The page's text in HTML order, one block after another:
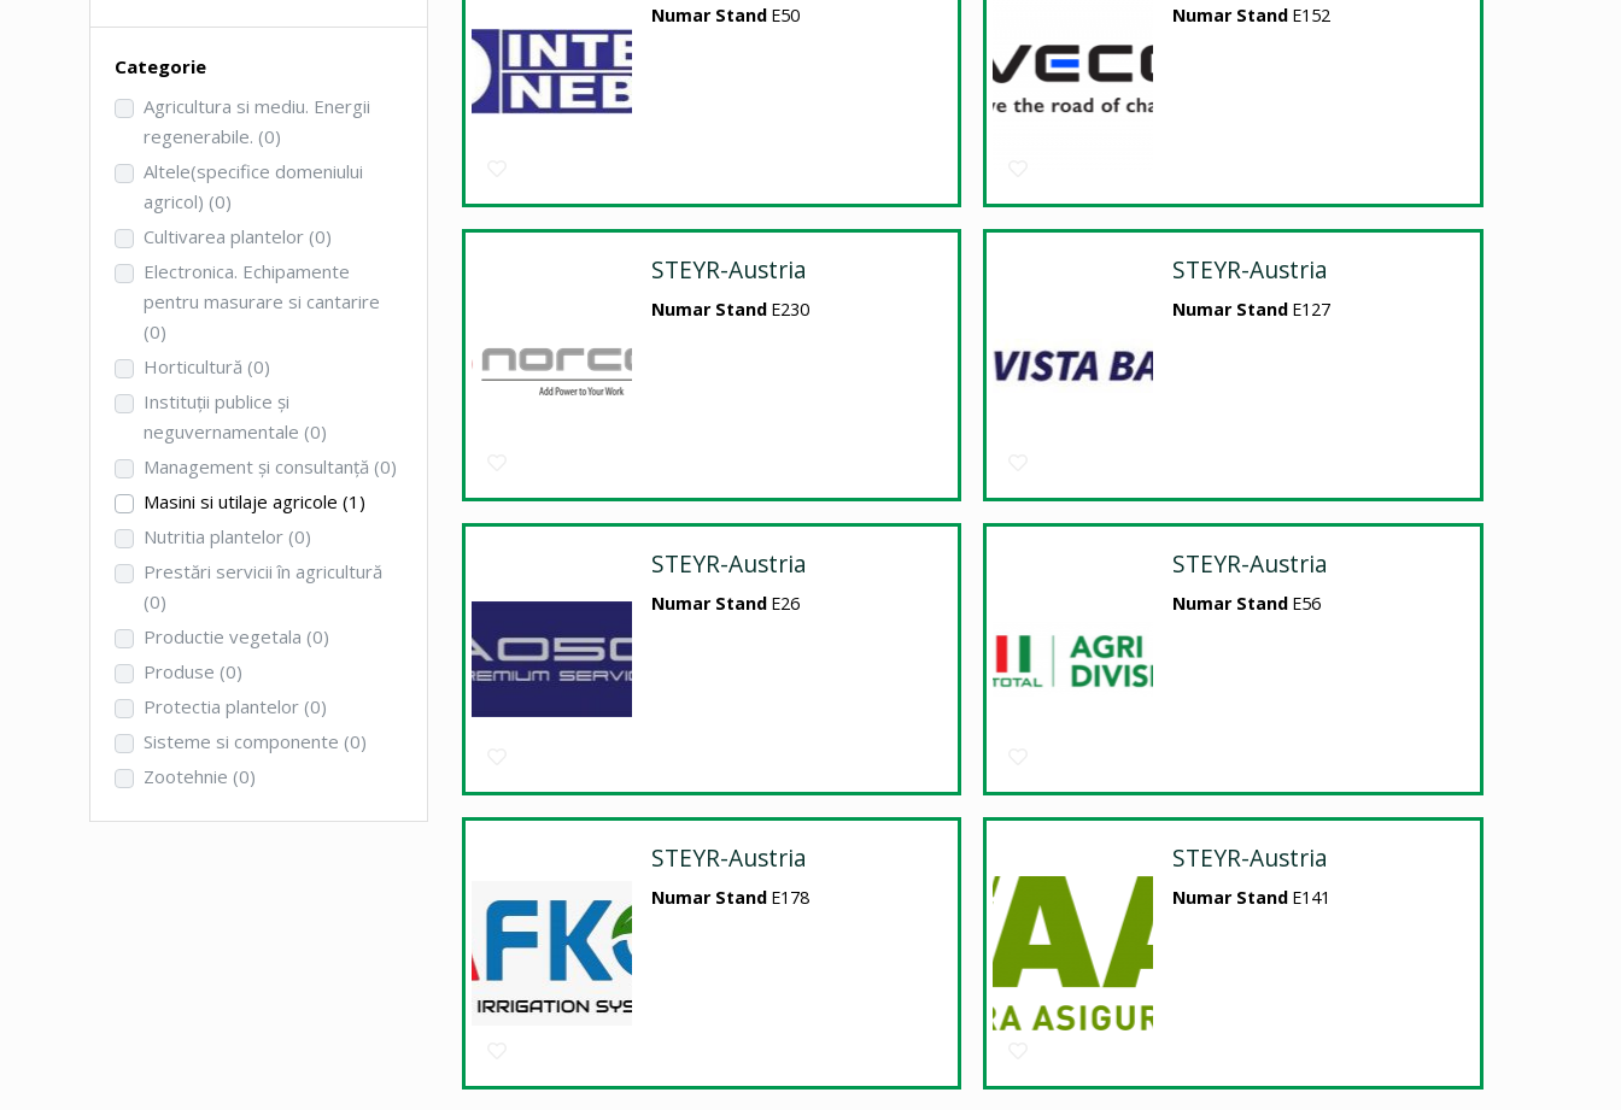
Categorie
Agricultura si mediu. Energii
regenerabile. (0)
Altele(specifice domeniului
agricol) (0)
Cultivarea plantelor (0)
Electronica. Echipamente
pentru masurare si cantarire
(0)
Horticultură (0)
Instituţii publice şi
neguvernamentale (0)
Management şi consultanţă (0)
Masini si utilaje agricole(1)
Nutritia plantelor (0)
Prestări servicii în agricultură
(0)
Productie vegetala (0)
Produse (0)
Protectia plantelor (0)
Sisteme si componente (0)
Zootehnie (0)
Numar Stand E50 Numar Stand E152
STEYR-Austria
Numar Stand E230
STEYR-Austria
Numar Stand E127
STEYR-Austria
Numar Stand E26
STEYR-Austria
Numar Stand E56
STEYR-Austria
Numar Stand E178
STEYR-Austria
Numar Stand E141